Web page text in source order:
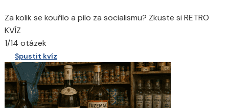
Za kolik se kouřilo a pilo za socialismu? Zkuste si RETRO
KVÍZ
1/14 otázek
Spustit kvíz